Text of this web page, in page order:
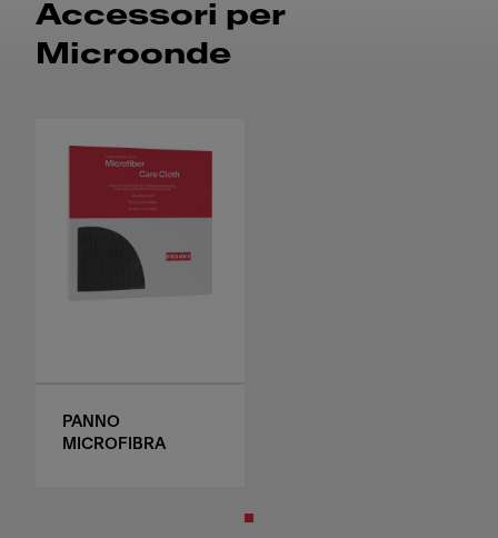
Accessori per
Microonde
PANNO
MICROFIBRA